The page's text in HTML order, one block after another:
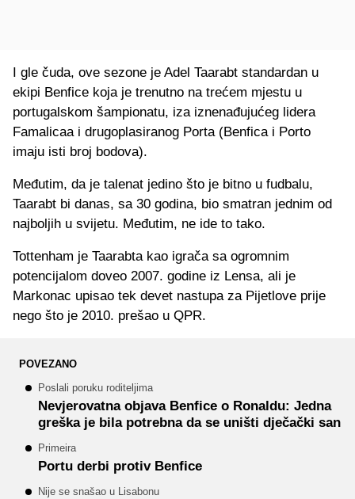
I gle čuda, ove sezone je Adel Taarabt standardan u
ekipi Benfice koja je trenutno na trećem mjestu u
portugalskom šampionatu, iza iznenađujućeg lidera
Famalicaa i drugoplasiranog Porta (Benfica i Porto
imaju isti broj bodova).
Međutim, da je talenat jedino što je bitno u fudbalu,
Taarabt bi danas, sa 30 godina, bio smatran jednim od
najboljih u svijetu. Međutim, ne ide to tako.
Tottenham je Taarabta kao igrača sa ogromnim
potencijalom doveo 2007. godine iz Lensa, ali je
Markonac upisao tek devet nastupa za Pijetlove prije
nego što je 2010. prešao u QPR.
POVEZANO
Poslali poruku roditeljima
Nevjerovatna objava Benfice o Ronaldu: Jedna
greška je bila potrebna da se uništi dječački san
Primeira
Portu derbi protiv Benfice
Nije se snašao u Lisabonu